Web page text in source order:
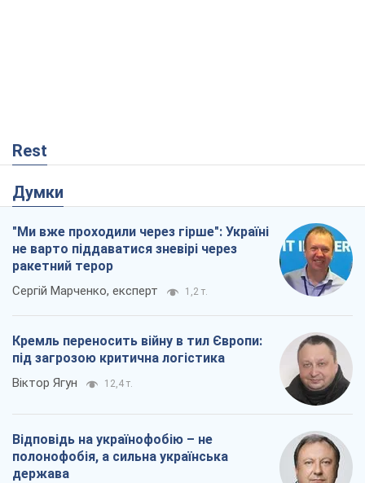
Rest
Думки
"Ми вже проходили через гірше": Україні
не варто піддаватися зневірі через
ракетний терор
Сергій Марченко, експерт 1,2 т.
Кремль переносить війну в тил Європи:
під загрозою критична логістика
Віктор Ягун 12,4 т.
Відповідь на українофобію – не
полонофобія, а сильна українська
держава